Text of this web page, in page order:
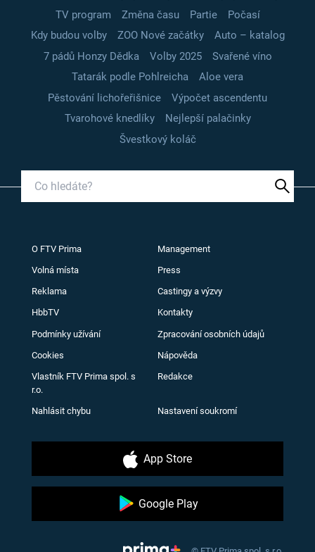
TV program
Změna času Partie
Počasí
Kdy budou volby
ZOO Nové začátky
Auto – katalog
7 pádů Honzy Dědka
Volby 2025
Svařené víno
Tatarák podle Pohlreicha
Aloe vera
Pěstování lichořeřišnice
Výpočet ascendentu
Tvarohové knedlíky
Nejlepší palačinky
Švestkový koláč
O FTV Prima Management
Volná místa Press
Reklama Castingy a výzvy
HbbTV Kontakty
Podmínky užívání Zpracování osobních údajů
Cookies Nápověda
Vlastník FTV Prima spol. s
r.o.
Redakce
Nahlásit chybu Nastavení soukromí
App Store
Google Play